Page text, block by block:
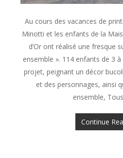
Au cours des vacances de
Minotti et les enfants de la
d’Or ont réalisé une fresque
ensemble ». 114 enfants de 3
projet, peignant un décor
et des personnages, ainsi
ensemble,
Continue